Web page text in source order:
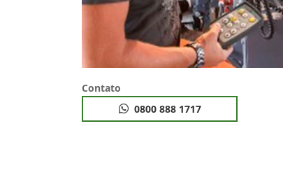
Contato
0800 888 1717